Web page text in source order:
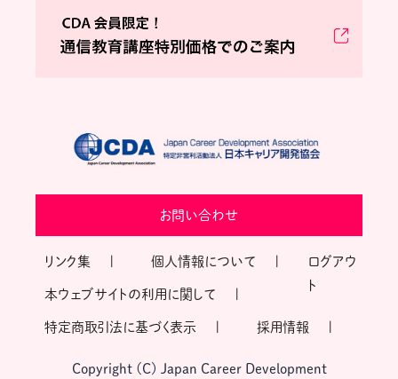
お問い合わせ
リンク集 個人情報について
本ウェブサイトの利用に関して
特定商取引法に基づく表示 採用情報
ログアウ
ト
Copyright (C) Japan Career Development